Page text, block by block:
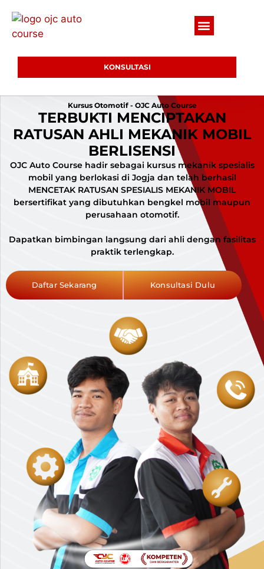
KONSULTASI
Kursus Otomotif - OJC Auto Course
TERBUKTI MENCIPTAKAN
RATUSAN AHLI MEKANIK MOBIL
BERLISENSI
OJC Auto Course hadir sebagai kursus mekanik spesialis
mobil yang berlokasi di Jogja dan telah berhasil
MENCETAK RATUSAN SPESIALIS MEKANIK MOBIL
bersertifikat yang dibutuhkan bengkel mobil maupun
perusahaan otomotif.
Dapatkan bimbingan langsung dari ahli dengan fasilitas
praktik terlengkap.
Daftar Sekarang Konsultasi Dulu